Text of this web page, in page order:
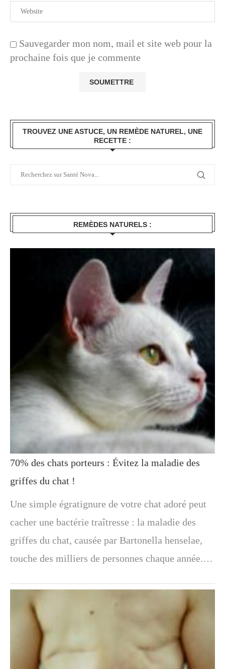
Sauvegarder mon nom, mail et site web pour la
prochaine fois que je commente
TROUVEZ UNE ASTUCE, UN REMÈDE NATUREL, UNE
RECETTE :
REMÈDES NATURELS :
70% des chats porteurs : Évitez la maladie des
griffes du chat !
Une simple égratignure de votre chat adoré peut
cacher une bactérie traîtresse : la maladie des
griffes du chat, causée par Bartonella henselae,
touche des milliers de personnes chaque année.…